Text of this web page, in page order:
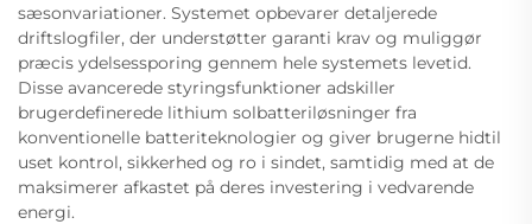
sæsonvariationer. Systemet opbevarer detaljerede
driftslogfiler, der understøtter garanti krav og muliggør
præcis ydelsessporing gennem hele systemets levetid.
Disse avancerede styringsfunktioner adskiller
brugerdefinerede lithium solbatteriløsninger fra
konventionelle batteriteknologier og giver brugerne hidtil
uset kontrol, sikkerhed og ro i sindet, samtidig med at de
maksimerer afkastet på deres investering i vedvarende
energi.